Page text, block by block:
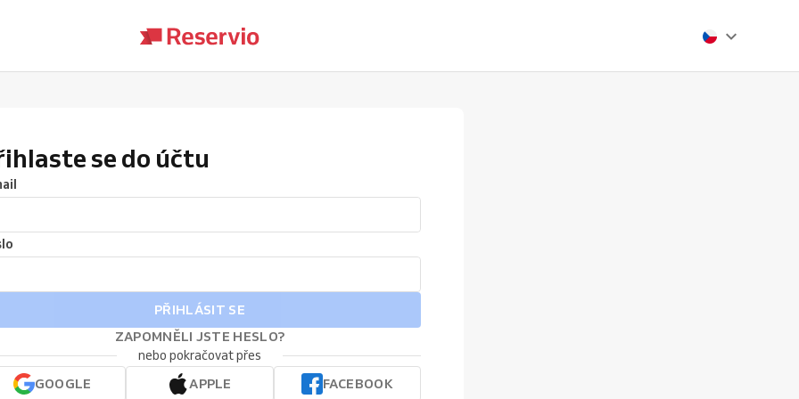
se do účtu
PŘIHLÁSIT SE
ZAPOMNĚLI JSTE HESLO?
nebo pokračovat přes
GOOGLE
APPLE FACEBOOK